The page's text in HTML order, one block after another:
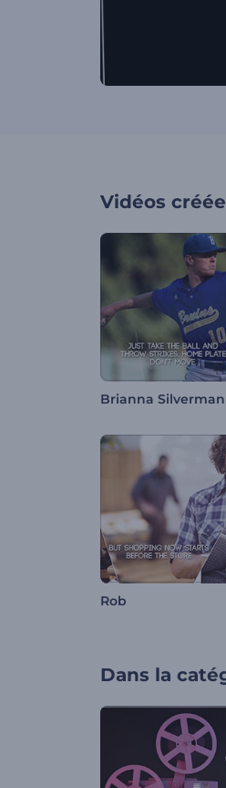
Vidéos
Brianna Silverman
Rob
Dans la